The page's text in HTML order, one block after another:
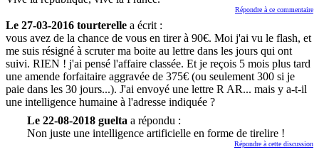
Répondre à ce commentaire
Le 27-03-2016 tourterelle a écrit :
vous avez de la chance de vous en tirer à 90€. Moi j'ai vu le flash, et
me suis résigné à scruter ma boite au lettre dans les jours qui ont
suivi. RIEN ! j'ai pensé l'affaire classée. Et je reçois 5 mois plus tard
une amende forfaitaire aggravée de 375€ (ou seulement 300 si je
paie dans les 30 jours...). J'ai envoyé une lettre R AR... mais y a-t-il
une intelligence humaine à l'adresse indiquée ?
Le 22-08-2018 guelta a répondu :
Non juste une intelligence artificielle en forme de tirelire !
Répondre à cette discussion